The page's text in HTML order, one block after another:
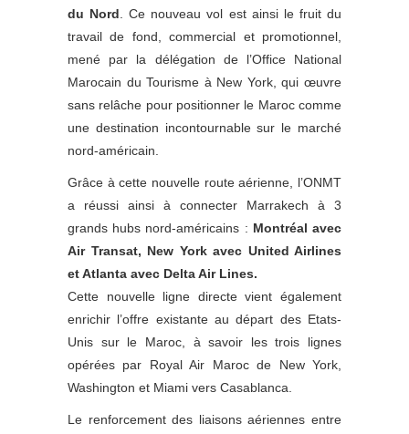
du Nord. Ce nouveau vol est ainsi le fruit du
travail de fond, commercial et promotionnel,
mené par la délégation de l’Office National
Marocain du Tourisme à New York, qui œuvre
sans relâche pour positionner le Maroc comme
une destination incontournable sur le marché
nord-américain.
Grâce à cette nouvelle route aérienne, l’ONMT
a réussi ainsi à connecter Marrakech à 3
grands hubs nord-américains : Montréal avec
Air Transat, New York avec United Airlines
et Atlanta avec Delta Air Lines.
Cette nouvelle ligne directe vient également
enrichir l’offre existante au départ des Etats-
Unis sur le Maroc, à savoir les trois lignes
opérées par Royal Air Maroc de New York,
Washington et Miami vers Casablanca.
Le renforcement des liaisons aériennes entre